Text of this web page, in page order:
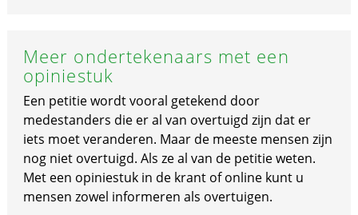
Meer ondertekenaars met een
opiniestuk
Een petitie wordt vooral getekend door
medestanders die er al van overtuigd zijn dat er
iets moet veranderen. Maar de meeste mensen zijn
nog niet overtuigd. Als ze al van de petitie weten.
Met een opiniestuk in de krant of online kunt u
mensen zowel informeren als overtuigen.